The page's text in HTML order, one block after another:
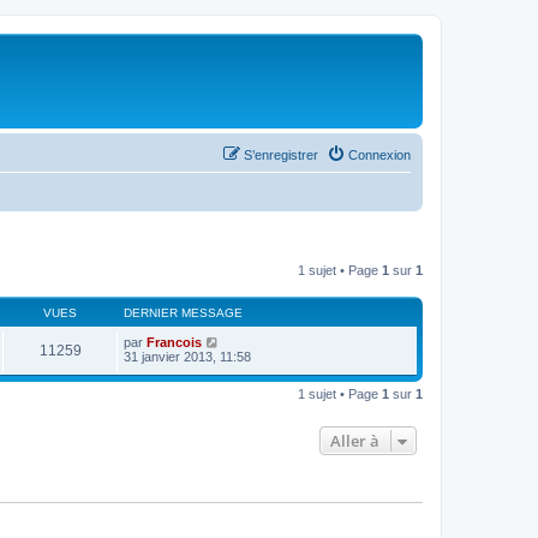
Connexion
S’enregistrer
1 sujet • Page 1 sur 1
VUES DERNIER MESSAGE
11259 par Francois
31 janvier 2013, 11:58
1 sujet • Page 1 sur 1
Aller à